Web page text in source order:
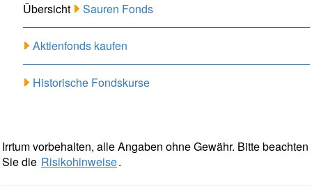
Übersicht Sauren Fonds
Aktienfonds kaufen
Historische Fondskurse
Irrtum vorbehalten, alle Angaben ohne Gewähr. Bitte beachten
Sie die Risikohinweise.